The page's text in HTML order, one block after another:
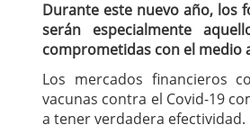
febrero
28, 2026
Renta variable
quería entrar
La renta fija
apostando por la
Los fondos de
Durante este nuevo año, los
serán especialmente
comprometidas con el medio
Los mercados financieros
vacunas contra el Covid-19
a tener verdadera efectividad.